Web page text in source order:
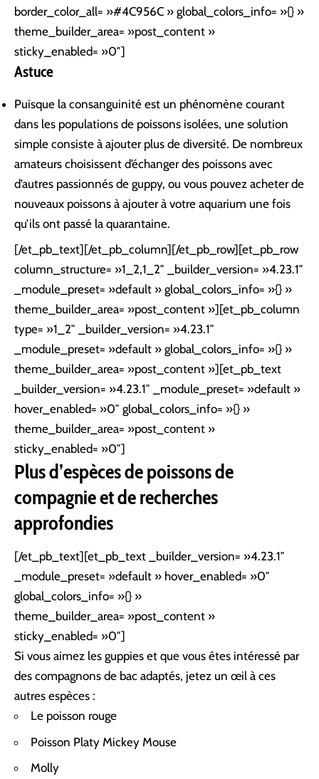
border_color_all= »#4C956C » global_colors_info= »{} »
theme_builder_area= »post_content »
sticky_enabled= »0″]
Astuce
Puisque la consanguinité est un phénomène courant
dans les populations de poissons isolées, une solution
simple consiste à ajouter plus de diversité. De nombreux
amateurs choisissent d’échanger des poissons avec
d’autres passionnés de guppy, ou vous pouvez acheter de
nouveaux poissons à ajouter à votre aquarium une fois
qu’ils ont passé la quarantaine.
[/et_pb_text][/et_pb_column][/et_pb_row][et_pb_row
column_structure= »1_2,1_2″ _builder_version= »4.23.1″
_module_preset= »default » global_colors_info= »{} »
theme_builder_area= »post_content »][et_pb_column
type= »1_2″ _builder_version= »4.23.1″
_module_preset= »default » global_colors_info= »{} »
theme_builder_area= »post_content »][et_pb_text
_builder_version= »4.23.1″ _module_preset= »default »
hover_enabled= »0″ global_colors_info= »{} »
theme_builder_area= »post_content »
sticky_enabled= »0″]
Plus d’espèces depoissonsde
compagnie et de recherches
approfondies
[/et_pb_text][et_pb_text _builder_version= »4.23.1″
_module_preset= »default » hover_enabled= »0″
global_colors_info= »{} »
theme_builder_area= »post_content »
sticky_enabled= »0″]
Si vous aimez les guppies et que vous êtes intéressé par
des compagnons de bac adaptés, jetez un œil à ces
autres espèces :
Le poisson rouge
Poisson Platy Mickey Mouse
Molly